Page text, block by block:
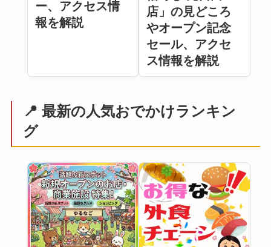
ー、アクセス情
報を解説
店」の見どころ
やオープン記念
セール、アクセ
ス情報を解説
📍 最新の人気おでかけランキン
グ